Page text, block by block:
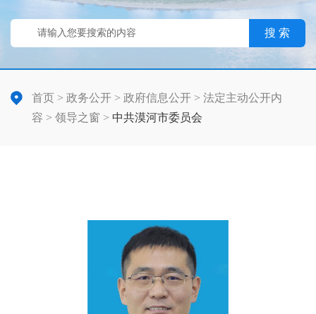
搜 索
首页 > 政务公开 > 政府信息公开 > 法定主动公开内
容 > 领导之窗 > 中共漠河市委员会